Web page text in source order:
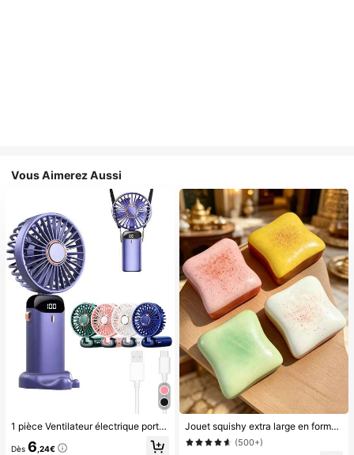
Vous Aimerez Aussi
1 pièce Ventilateur électrique portable mini, ventilateur portable rechargeable USB, ventilateur de cou, ventilateur USB, 5 réglages de vitesse, avec affichage numérique et cordon, ventilateur portable, ventilateur turbo, ventilateur de maquillage pour femmes, convient pour le bureau, le dortoir étudiant, 800mAh, voyage
Dès 6 ,24€
Jouet squishy extra large en forme de toast, jouet anti-stress super doux en beurre de toast, disponible en rose, jaune, blanc et vert, jouet squishy anti-stress -- parfait pour les cadeaux d'anniversaire et de fête, petits cadeaux surprises quotidiens, kawaii, booste l'humeur
(500+)